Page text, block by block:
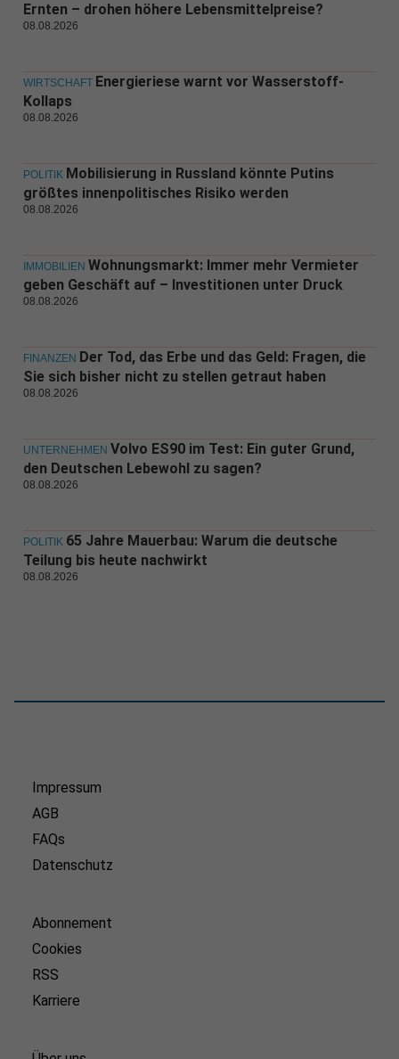
Ernten – drohen höhere Lebensmittelpreise?
08.08.2026
WIRTSCHAFT Energieriese warnt vor Wasserstoff-
Kollaps
08.08.2026
POLITIK Mobilisierung in Russland könnte Putins
größtes innenpolitisches Risiko werden
08.08.2026
IMMOBILIEN Wohnungsmarkt: Immer mehr Vermieter
geben Geschäft auf – Investitionen unter Druck
08.08.2026
FINANZEN Der Tod, das Erbe und das Geld: Fragen, die
Sie sich bisher nicht zu stellen getraut haben
08.08.2026
UNTERNEHMEN Volvo ES90 im Test: Ein guter Grund,
den Deutschen Lebewohl zu sagen?
08.08.2026
POLITIK 65 Jahre Mauerbau: Warum die deutsche
Teilung bis heute nachwirkt
08.08.2026
Impressum
AGB
FAQs
Datenschutz
Abonnement
Cookies
RSS
Karriere